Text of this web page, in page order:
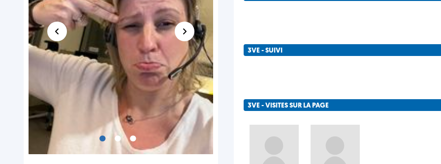
• • •
3VE - SUIVI
3VE - VISITES SUR LA PAGE